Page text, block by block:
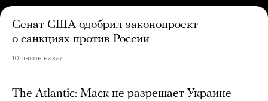
Сенат США одобрил законопроект
о санкциях против России
10 часов назад
The Atlantic: Маск не разрешает Украине